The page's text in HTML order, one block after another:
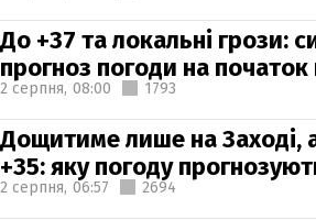
До +37 та локальні грози:
прогноз погоди на
2 серпня, 08:00 1793
Дощитиме лише на Заході,
+35: яку погоду
2 серпня, 06:57 2694